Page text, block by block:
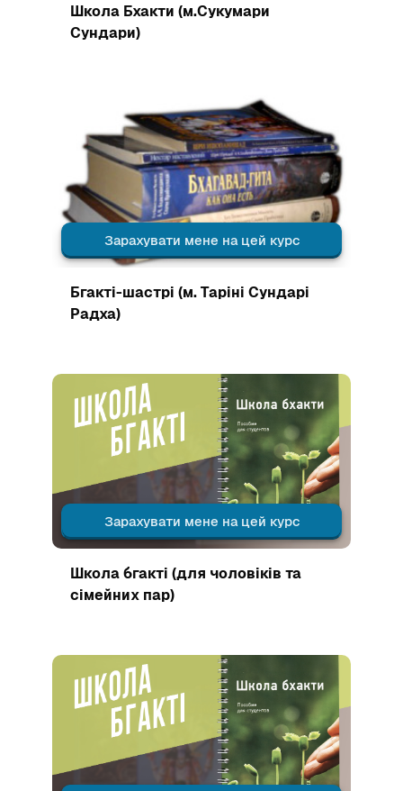
Зображення курсу
Школа Бхакти (м.Сукумари
Сундари)
Зарахувати мене на цей курс
Зображення курсу" Бгакті-шастрі (м. Таріні Сундарі
Зображення курсу
Бгакті-шастрі (м. Таріні Сундарі
Радха)
Зарахувати мене на цей курс
Зображення курсу" Школа бгакті (для чоловіків та
Зображення курсу
Школа бгакті (для чоловіків та
сімейних пар)
Зображення курсу" Школа Бгакті (м. Мангала Бгакті)